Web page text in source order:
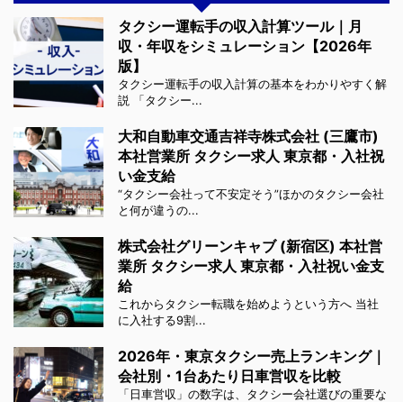
タクシー運転手の収入計算ツール｜月
収・年収をシミュレーション【2026年
版】
タクシー運転手の収入計算の基本をわかりやすく解
説 「タクシー...
大和自動車交通吉祥寺株式会社 (三鷹市)
本社営業所 タクシー求人 東京都・入社祝
い金支給
“タクシー会社って不安定そう”ほかのタクシー会社
と何が違うの...
株式会社グリーンキャブ (新宿区) 本社営
業所 タクシー求人 東京都・入社祝い金支
給
これからタクシー転職を始めようという方へ 当社
に入社する9割...
2026年・東京タクシー売上ランキング｜
会社別・1台あたり日車営収を比較
「日車営収」の数字は、タクシー会社選びの重要な